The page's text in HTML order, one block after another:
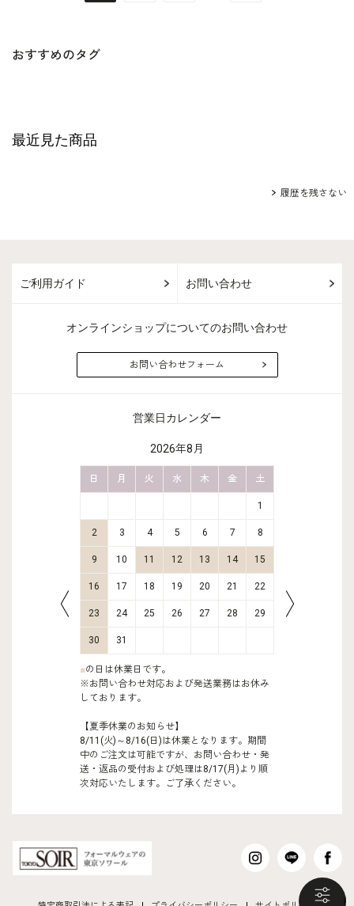
おすすめのタグ
最近見た商品
履歴を残さない
ご利用ガイド お問い合わせ
オンラインショップについてのお問い合わせ
お問い合わせフォーム
営業日カレンダー
2026年8月
日 月 火 水 木 金 土
1
2 3 4 5 6 7 8
9 10 11 12 13 14 15
16 17 18 19 20 21 22
23 24 25 26 27 28 29
30 31
■の日は休業日です。
※お問い合わせ対応および発送業務はお休み
しております。
【夏季休業のお知らせ】
8/11(火)～8/16(日)は休業となります。期間
中のご注文は可能ですが、お問い合わせ・発
送・返品の受付および処理は8/17(月)より順
次対応いたします。ご了承ください。